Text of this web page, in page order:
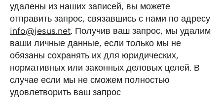
удалены из наших записей, вы можете
отправить запрос, связавшись с нами по адресу
info@jesus.net. Получив ваш запрос, мы удалим
ваши личные данные, если только мы не
обязаны сохранять их для юридических,
нормативных или законных деловых целей. В
случае если мы не сможем полностью
удовлетворить ваш запрос